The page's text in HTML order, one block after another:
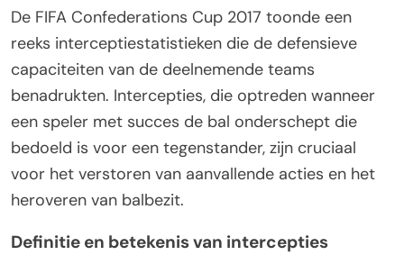
De FIFA Confederations Cup 2017 toonde een
reeks interceptiestatistieken die de defensieve
capaciteiten van de deelnemende teams
benadrukten. Intercepties, die optreden wanneer
een speler met succes de bal onderschept die
bedoeld is voor een tegenstander, zijn cruciaal
voor het verstoren van aanvallende acties en het
heroveren van balbezit.
Definitie en betekenis van intercepties